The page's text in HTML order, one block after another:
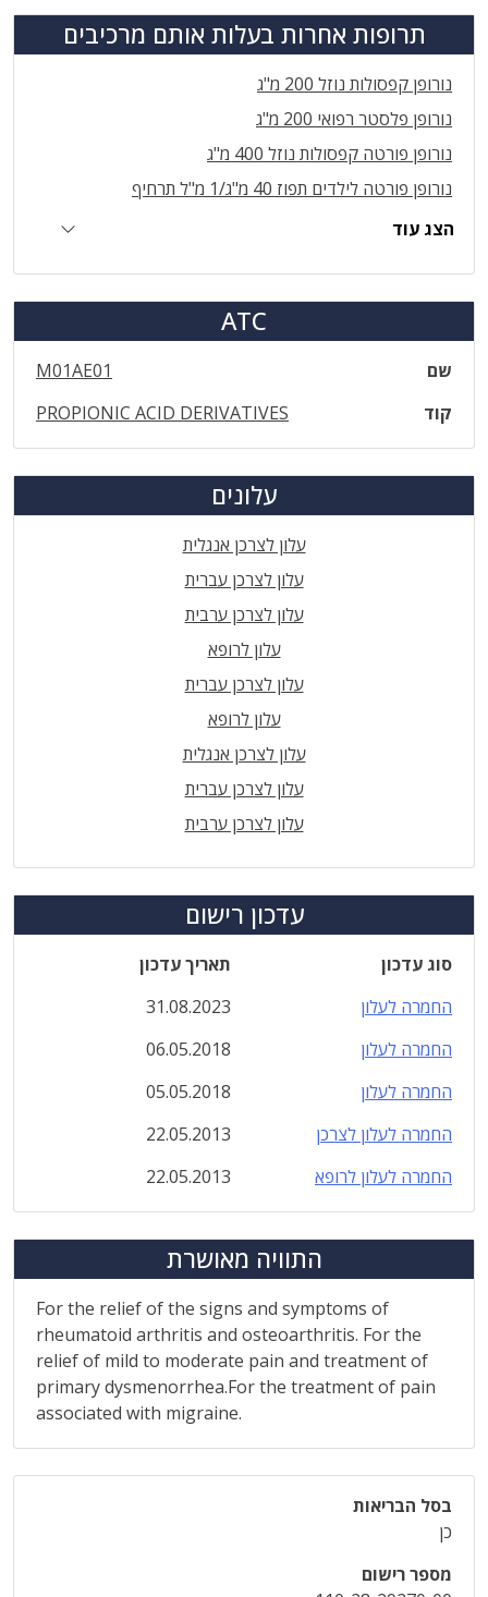
תרופות אחרות בעלות אותם מרכיבים
נורופן קפסולות נוזל 200 מ"ג
נורופן פלסטר רפואי 200 מ"ג
נורופן פורטה קפסולות נוזל 400 מ"ג
נורופן פורטה לילדים תפוז 40 מ"ג/1 מ"ל תרחיף
הצג עוד
ATC
שם
M01AE01
קוד
PROPIONIC ACID DERIVATIVES
עלונים
עלון לצרכן אנגלית
עלון לצרכן עברית
עלון לצרכן ערבית
עלון לרופא
עלון לצרכן עברית
עלון לרופא
עלון לצרכן אנגלית
עלון לצרכן עברית
עלון לצרכן ערבית
עדכון רישום
סוג עדכון
תאריך עדכון
החמרה לעלון
31.08.2023
החמרה לעלון
06.05.2018
החמרה לעלון
05.05.2018
החמרה לעלון לצרכן
22.05.2013
החמרה לעלון לרופא
22.05.2013
התוויה מאושרת
For the relief of the signs and symptoms of
rheumatoid arthritis and osteoarthritis. For the
relief of mild to moderate pain and treatment of
primary dysmenorrhea.For the treatment of pain
associated with migraine.
בסל הבריאות
כן
מספר רישום